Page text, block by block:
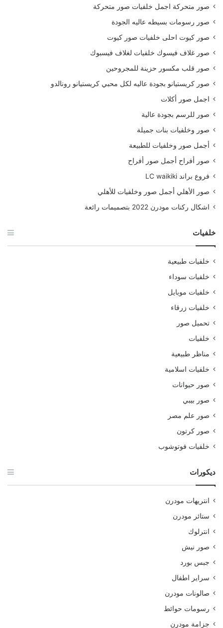
صور متحركة اجمل خلفيات صور متحركة
صور رسومات بسيطه عاليه الجودة
صور كيوت احلى خلفيات صور كيوت
صور غلاف فيسوك خلفيات لغلاف فيسبوك
صور قلب مكسور حزينة للمجروحين
صور كريستيانو بجودة عاليه لكل محبي كريستيانو رونالدو
اجمل صور أكلات
صور للرسم بجودة عالية
صور وخلفيات بنات جميلة
أجمل صور وخلفيات للطبيعة
صور أفراح أجمل صور أفراح
فروع براند LC waikiki
صور الأهلي أجمل صور وخلفيات للأهلي
اشكال ركنات مودرن 2022 بتصميمات رائعة
خلفيات
خلفيات طبيعية
خلفيات سوداء
خلفيات موبايل
خلفيات زرقاء
تحميل صور
خلفيات
مناظر طبيعية
خلفيات اسلامية
صور حيوانات
صور بيبي
صور علم مصر
صور كرتون
خلفيات فوتوشوب
ديكورات
انتريهات مودرن
ستائر مودرن
انترلوك
صور نيش
جبس بورد
سراير اطفال
صالونات مودرن
رسومات حوائط
جزامة مودرن